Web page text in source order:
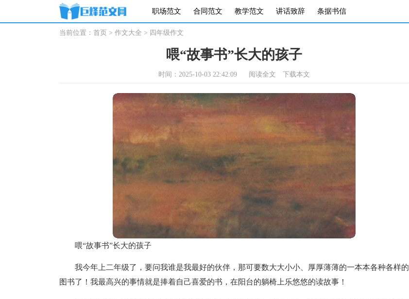
职场范文 合同范文 教学范文 讲话致辞 条据书信
当前位置： 首页 > 作文大全 > 四年级作文
喂“故事书”长大的孩子
时间：2025-10-03 22:42:09 阅读全文 下载本文
喂“故事书”长大的孩子
我今年上二年级了，要问我谁是我最好的伙伴，那可要数大大小小、厚厚薄薄的一本本各种各样的
图书了！我最高兴的事情就是捧着自己喜爱的书，在阳台的躺椅上乐悠悠的读故事！